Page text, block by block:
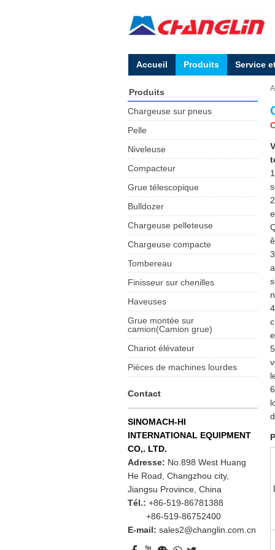
Accueil Produits Service
Produits
Chargeuse sur pneus
Pelle
Niveleuse
Compacteur
Grue télescopique
Bulldozer
Chargeuse pelleteuse
Chargeuse compacte
Tombereau
Finisseur sur chenilles
Haveuses
Grue montée sur
camion(Camion grue)
Chariot élévateur
Pièces de machines lourdes
Contact
SINOMACH-HI
INTERNATIONAL EQUIPMENT
CO,. LTD.
Adresse: No.898 West Huang
He Road, Changzhou city,
Jiangsu Province, China
Tél.: +86-519-86781388
+86-519-86752400
E-mail:sales2@changlin.com.cn